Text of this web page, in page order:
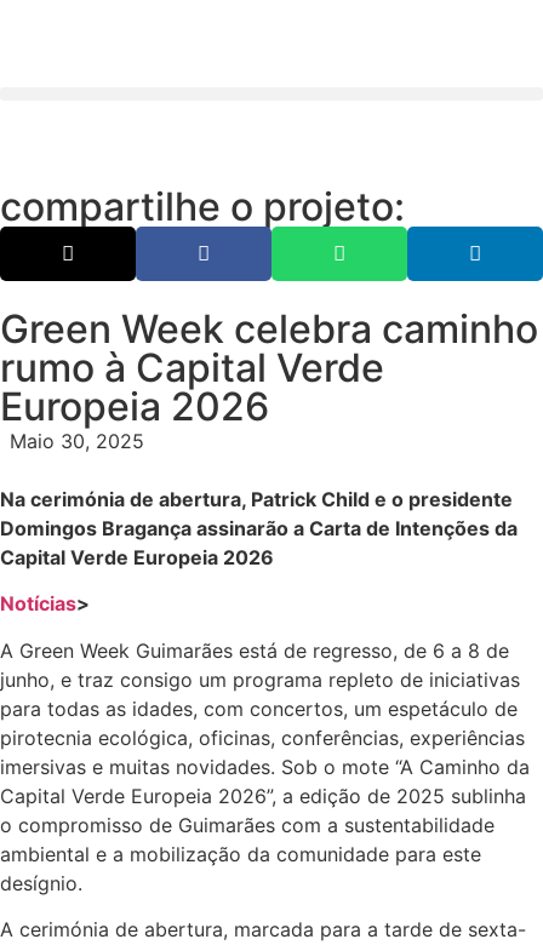
compartilhe o projeto:
Green Week celebra caminho
rumo à Capital Verde
Europeia 2026
Maio 30, 2025
Na cerimónia de abertura, Patrick Child e o presidente
Domingos Bragança assinarão a Carta de Intenções da
Capital Verde Europeia 2026
Notícias>
A Green Week Guimarães está de regresso, de 6 a 8 de
junho, e traz consigo um programa repleto de iniciativas
para todas as idades, com concertos, um espetáculo de
pirotecnia ecológica, oficinas, conferências, experiências
imersivas e muitas novidades. Sob o mote “A Caminho da
Capital Verde Europeia 2026”, a edição de 2025 sublinha
o compromisso de Guimarães com a sustentabilidade
ambiental e a mobilização da comunidade para este
desígnio.
A cerimónia de abertura, marcada para a tarde de sexta-